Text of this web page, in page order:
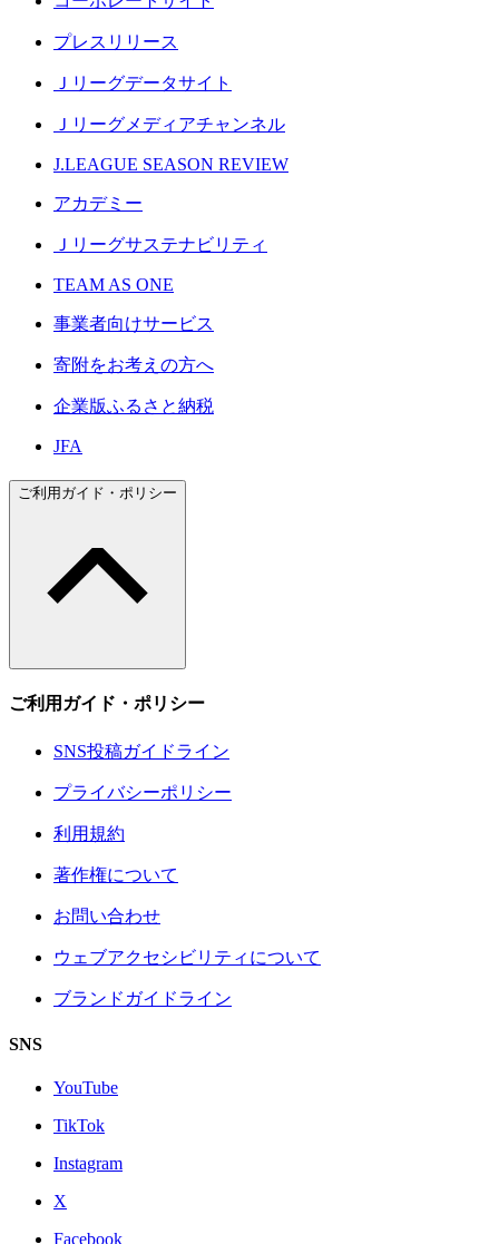
プレスリリース
Ｊリーグデータサイト
Ｊリーグメディアチャンネル
J.LEAGUE SEASON REVIEW
アカデミー
Ｊリーグサステナビリティ
TEAM AS ONE
事業者向けサービス
寄附をお考えの方へ
企業版ふるさと納税
JFA
ご利用ガイド・ポリシー
ご利用ガイド・ポリシー
SNS投稿ガイドライン
プライバシーポリシー
利用規約
著作権について
お問い合わせ
ウェブアクセシビリティについて
ブランドガイドライン
SNS
YouTube
TikTok
Instagram
X
Facebook